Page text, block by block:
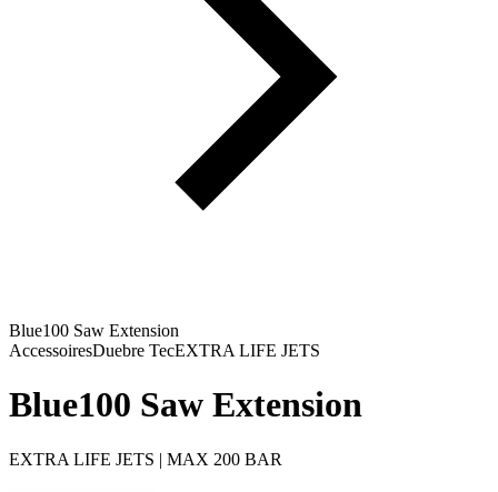
Blue100 Saw Extension
AccessoiresDuebre TecEXTRA LIFE JETS
Blue100 Saw Extension
EXTRA LIFE JETS | MAX 200 BAR